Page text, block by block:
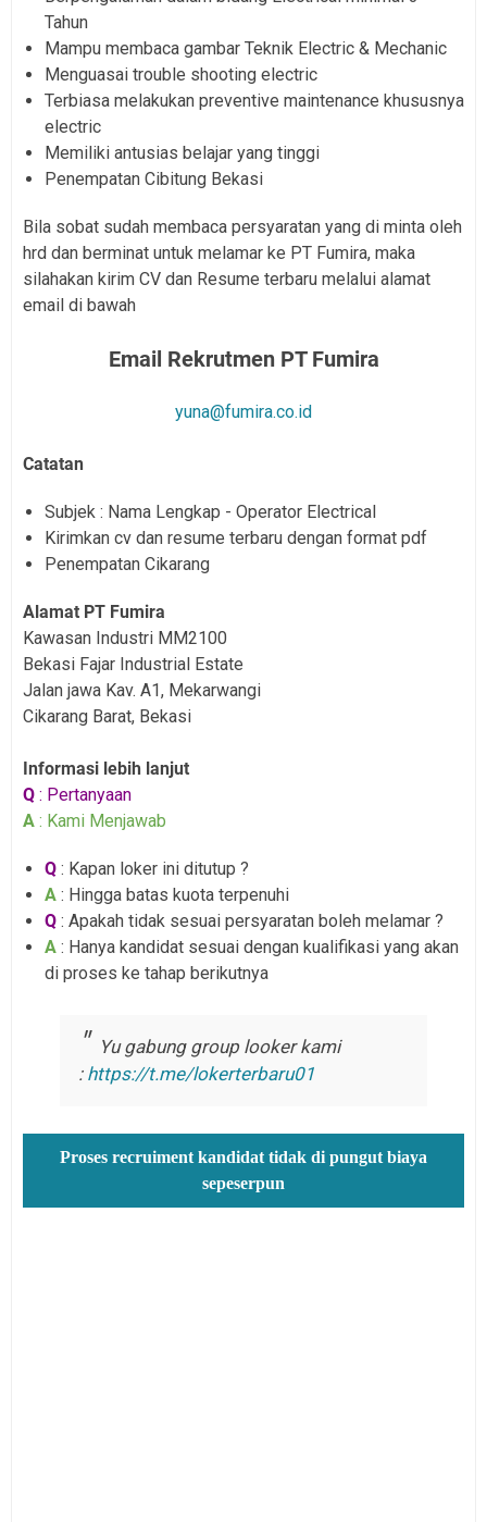
Tahun
Mampu membaca gambar Teknik Electric & Mechanic
Menguasai trouble shooting electric
Terbiasa melakukan preventive maintenance khususnya
electric
Memiliki antusias belajar yang tinggi
Penempatan Cibitung Bekasi
Bila sobat sudah membaca persyaratan yang di minta oleh
hrd dan berminat untuk melamar ke PT Fumira, maka
silahakan kirim CV dan Resume terbaru melalui alamat
email di bawah
Email Rekrutmen PT Fumira
yuna@fumira.co.id
Catatan
Subjek : Nama Lengkap - Operator Electrical
Kirimkan cv dan resume terbaru dengan format pdf
Penempatan Cikarang
Alamat PT Fumira
Kawasan Industri MM2100
Bekasi Fajar Industrial Estate
Jalan jawa Kav. A1, Mekarwangi
Cikarang Barat, Bekasi
Informasi lebih lanjut
Q : Pertanyaan
A : Kami Menjawab
Q : Kapan loker ini ditutup ?
A : Hingga batas kuota terpenuhi
Q : Apakah tidak sesuai persyaratan boleh melamar ?
A : Hanya kandidat sesuai dengan kualifikasi yang akan
di proses ke tahap berikutnya
Yu gabung group looker kami
: https://t.me/lokerterbaru01
Proses recruiment kandidat tidak di pungut biaya
sepeserpun